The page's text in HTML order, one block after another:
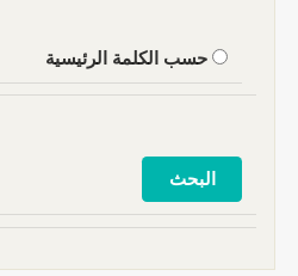
حسب الكلمة الرئيسية